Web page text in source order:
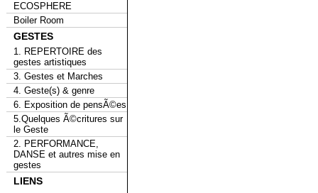
ECOSPHERE
Boiler Room
GESTES
1. REPERTOIRE des
gestes artistiques
3. Gestes et Marches
4. Geste(s) & genre
6. Exposition de pensÃ©es
5.Quelques Ã©critures sur
le Geste
2. PERFORMANCE,
DANSE et autres mise en
gestes
LIENS